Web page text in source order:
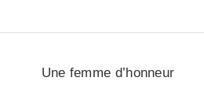
Une femme d’honneur